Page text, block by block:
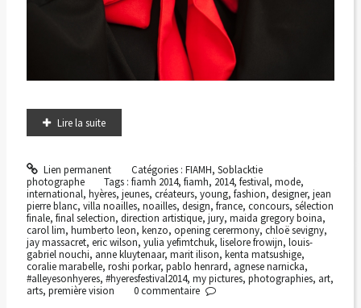
Lire la suite
Lien permanent Catégories : FIAMH, Soblacktie
photographe
Tags :fiamh 2014,fiamh, 2014,festival,mode,
international, hyères, jeunes, créateurs, young, fashion, designer, jean
pierre blanc, villa noailles, noailles, design, france, concours, sélection
finale, final selection, direction artistique, jury, maida gregory boina,
carol lim, humberto leon, kenzo, opening cerermony, chloë sevigny,
jay massacret, eric wilson, yulia yefimtchuk, liselore frowijn, louis-
gabriel nouchi, anne kluytenaar, marit ilison, kenta matsushige,
coralie marabelle, roshi porkar, pablo henrard, agnese narnicka,
#alleyesonhyeres, #hyeresfestival2014, my pictures, photographies, art,
arts, première vision 0commentaire